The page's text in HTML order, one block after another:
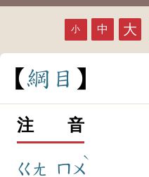
小 中 大
綱 目
注 音
ㄍㄤ ㄇㄨ
ˋ